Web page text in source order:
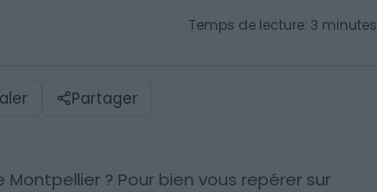
Temps de lecture: 3 minutes
Partager
? Pour bien vous repérer sur